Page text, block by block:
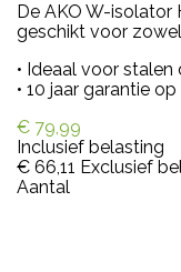
De AKO W-isolator
geschikt voor
• Ideaal voor stalen
• 10 jaar garantie
€ 79,99
Inclusief belasting
€ 66,11 Exclusief
Aantal